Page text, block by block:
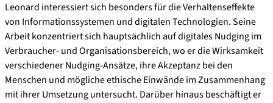
Leonard interessiert sich besonders für die Verhaltenseffekte
von Informationssystemen und digitalen Technologien. Seine
Arbeit konzentriert sich hauptsächlich auf digitales Nudging im
Verbraucher- und Organisationsbereich, wo er die Wirksamkeit
verschiedener Nudging-Ansätze, ihre Akzeptanz bei den
Menschen und mögliche ethische Einwände im Zusammenhang
mit ihrer Umsetzung untersucht. Darüber hinaus beschäftigt er